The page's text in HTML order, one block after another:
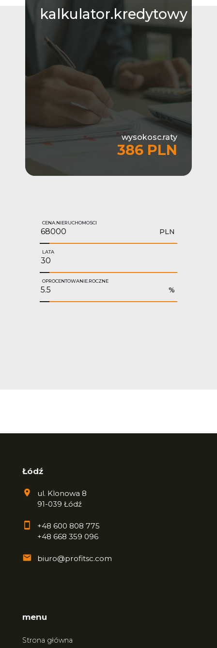
kalkulator.kredytowy
wysokosc.raty
386 PLN
CENA.NIERUCHOMOSCI
PLN
LATA
OPROCENTOWANIE.ROCZNE
%
Łódź
ul. Klonowa 8
91-039 Łódź
+48 600 808 775
+48 668 359 096
biuro@profitsc.com
menu
Strona główna